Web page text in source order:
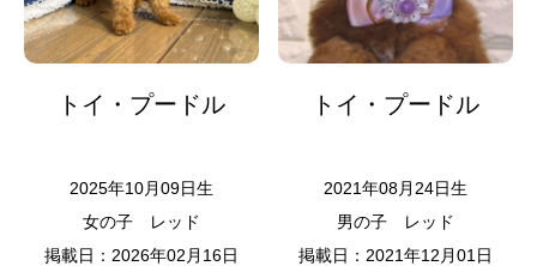
トイ・プードル
2025年10月09日生
女の子
レッド
掲載日：2026年02月16日
トイ・プードル
2021年08月24日生
男の子
レッド
掲載日：2021年12月01日